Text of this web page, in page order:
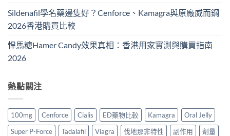
Sildenafil學名藥邊隻好？Cenforce、Kamagra與原廠威而鋼
2026香港購買比較
悍馬糖Hamer Candy效果真相：香港用家實測與購買指南
2026
熱點關注
100mg Cenforce Cialis ED藥物比較 Kamagra
Oral Jelly
Super P-Force
Tadalafil Viagra 伐地那非特性 副作用
劑量